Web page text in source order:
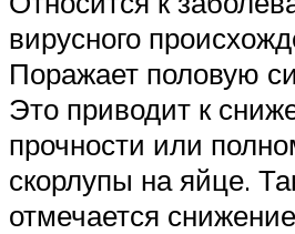
вирусного
Поражает половую
Это приводит к
прочности или
скорлупы на яйце.
отмечается